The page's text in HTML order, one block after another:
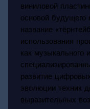
виниловой
основой будущего
название
использования
как музыкального
развитие
эволюции техник
выразительных